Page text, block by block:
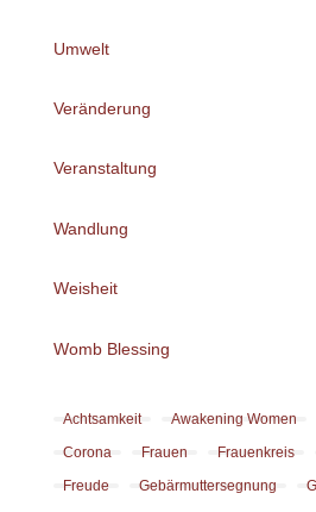
Umwelt
Veränderung
Veranstaltung
Wandlung
Weisheit
Womb Blessing
Achtsamkeit Awakening Women
Corona
Frauen Frauenkreis
Freude
Gebärmuttersegnung